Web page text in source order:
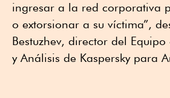
ingresar a la red corporativa
o extorsionar a su víctima”,
Bestuzhev, director del
y Análisis de Kaspersky para